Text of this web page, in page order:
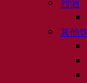
烈酒
其他